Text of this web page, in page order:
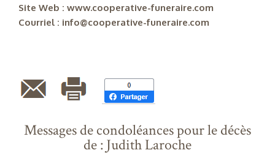
Site Web : www.cooperative-funeraire.com
Courriel : info@cooperative-funeraire.com
Messages de condoléances pour le décès
de : Judith Laroche